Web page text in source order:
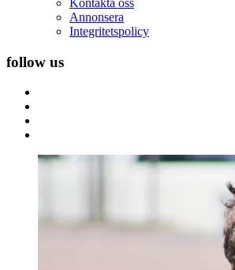
Kontakta oss
Annonsera
Integritetspolicy
follow us